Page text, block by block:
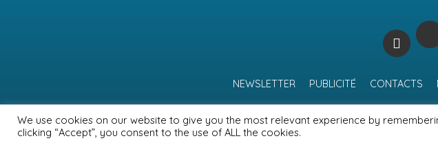
NEWSLETTER PUBLICITÉ CONTACTS
We use cookies on our website to give you the most relevant experience by
clicking “Accept”, you consent to the use of ALL the cookies.